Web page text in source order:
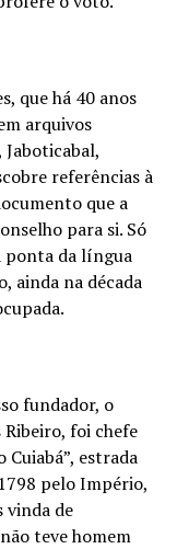
que há 40 anos
arquivos
referências à
que a
para si. Só
ponta da língua
ainda na década
fundador, o
Ribeiro, foi chefe
Cuiabá”, estrada
pelo Império,
vinda de
teve homem